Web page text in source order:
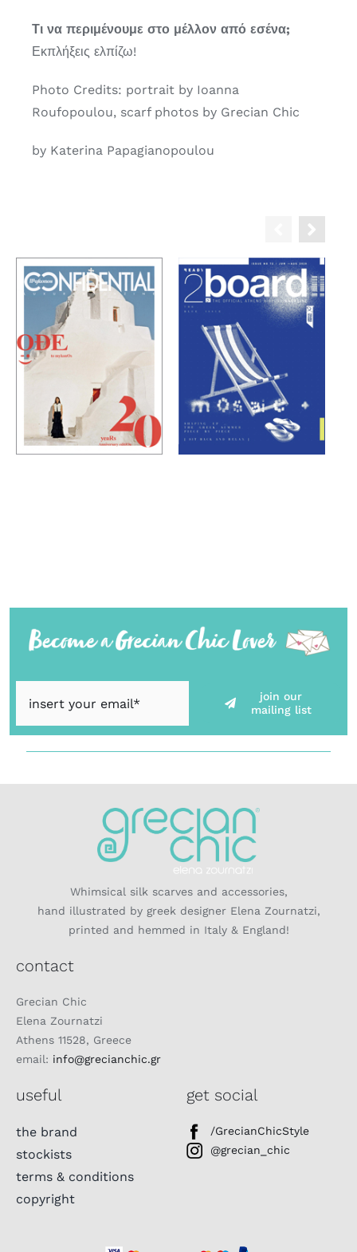
Τι να περιμένουμε στο μέλλον από εσένα;
Εκπλήξεις ελπίζω!
Photo Credits: portrait by Ioanna
Roufopoulou, scarf photos by Grecian Chic
by Katerina Papagianopoulou
join our
mailing list
Whimsical silk scarves and accessories,
hand illustrated by greek designer Elena Zournatzi,
printed and hemmed in Italy & England!
contact
Grecian Chic
Elena Zournatzi
Athens 11528, Greece
email: info@grecianchic.gr
useful
the brand
stockists
terms & conditions
copyright
get social
/GrecianChicStyle
@grecian_chic